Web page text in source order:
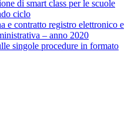
di smart class per le scuole
ciclo
e contratto registro elettronico e
– anno 2020
singole procedure in formato